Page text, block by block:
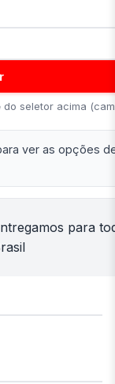
do seletor acima
ver as opções
para